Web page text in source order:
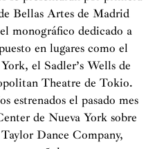
Bellas Artes de Madrid
monográfico dedicado a
en lugares como el
el Sadler’s Wells de
Theatre de Tokio.
estrenados el pasado mes
de Nueva York sobre
Dance Company,